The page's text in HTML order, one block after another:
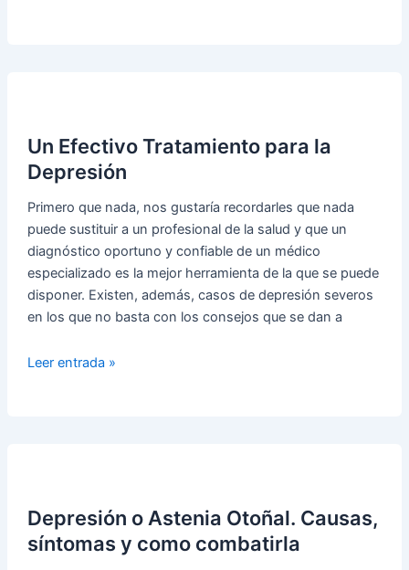
Un Efectivo Tratamiento para la
Depresión
Primero que nada, nos gustaría recordarles que nada
puede sustituir a un profesional de la salud y que un
diagnóstico oportuno y confiable de un médico
especializado es la mejor herramienta de la que se puede
disponer. Existen, además, casos de depresión severos
en los que no basta con los consejos que se dan a
Un
Leer entrada »
Depresión o Astenia Otoñal. Causas,
síntomas y como combatirla